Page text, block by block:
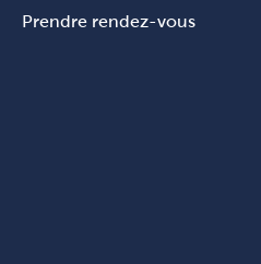
Prendre rendez-vous